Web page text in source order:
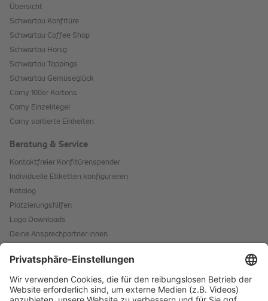
Übersicht
Schwartau Konfitüre
Schwartau Coffee Shop
Schwartau Honig
Schwartau Toppings
Schwartau Gemüseglück
Corny 100er Kartons
Corny Einzelriegel
Corny sortierte Einheiten
Beratung & Service
Kontaktfreier Konfitürenspender
Individuelle Etiketten konfigurieren
Katalog
Platzierungshilfen
Logo Downloads
Deine Ansprechpartner:innen
Kontaktformular
Starke Marken